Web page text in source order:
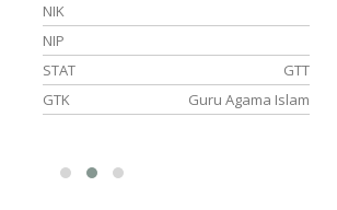
NIK
NIP
STAT
GTT
GTK
Guru Agama Islam